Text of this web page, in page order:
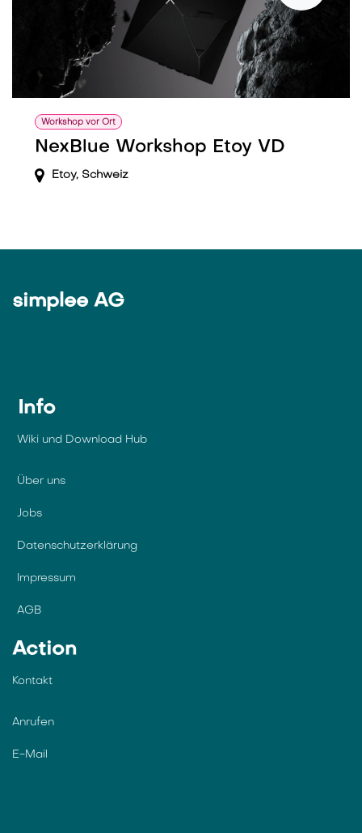
Workshop vor Ort
NexBlue Workshop Etoy VD
Etoy, Schweiz
simplee AG
Info
Wiki und Download Hub
Über uns
Jobs
Datenschutzerklärung
Impressum
AGB
Action
Kontakt
Anrufen
E-Mail